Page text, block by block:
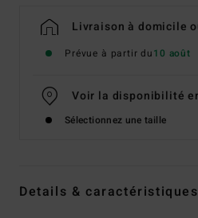
Livraison à domicile
Prévue à partir du10 août
Voir la disponibilité
Sélectionnez une taille
Details & caractéristiques